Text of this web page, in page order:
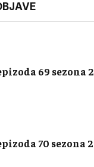
69 sezona 2
70 sezona 2